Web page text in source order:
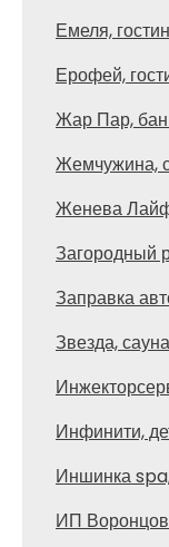
Емеля,
Ерофей,
Жар Пар,
Жемчужина,
Женева
Загородный
Заправка
Звезда, сауна
Инфинити,
Иншинка
ИП